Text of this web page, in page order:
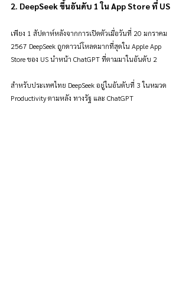
2. DeepSeek ขึ้นอันดับ 1 ใน App Store ที่ US
เพียง 1 สัปดาห์หลังจากการเปิดตัวเมื่อวันที่ 20 มกราคม
2567 DeepSeek ถูกดาวน์โหลดมากที่สุดใน Apple App
Store ของ US นำหน้า ChatGPT ที่ตามมาในอันดับ 2
สำหรับประเทศไทย DeepSeek อยู่ในอันดับที่ 3 ในหมวด
Productivity ตามหลัง ทางรัฐ และ ChatGPT